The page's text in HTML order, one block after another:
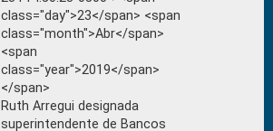
class="day">23</span> <span
class="month">Abr</span>
<span
class="year">2019</span>
</span>
Ruth Arregui designada
superintendente de Bancos